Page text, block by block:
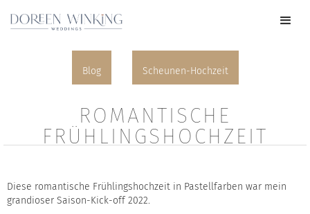
Blog Scheunen-Hochzeit
ROMANTISCHE
FRÜHLINGSHOCHZEIT
Diese romantische Frühlingshochzeit in Pastellfarben war mein
grandioser Saison-Kick-off 2022.